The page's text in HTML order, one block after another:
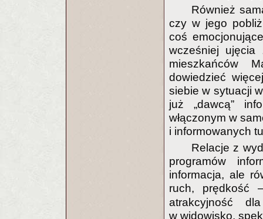
Również
czy w jego
coś
wcześniej
mieszkańców
dowiedzieć
siebie w sytuacji
już „dawcą”
włączonym w
i informowanych
Relacje z
programów
informacja, ale
ruch, prędkość
atrakcyjność
w widowisko,